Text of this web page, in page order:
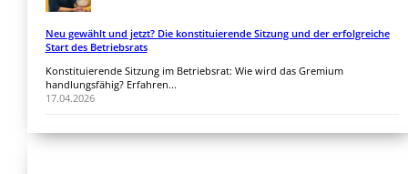
Neu gewählt und jetzt? Die konstituierende Sitzung und der erfolgreiche
Start des Betriebsrats
Konstituierende Sitzung im Betriebsrat: Wie wird das Gremium
handlungsfähig? Erfahren...
17.04.2026